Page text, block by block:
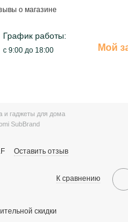
о магазине
График работы:
с 9:00 до 18:00 Мой
и гаджеты для дома
SubBrand
Оставить отзыв
К сравнению
скидки